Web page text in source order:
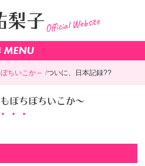
梨子Official Website
ちいこか～ ついに、日本記録??
ぼちぼちいこか～